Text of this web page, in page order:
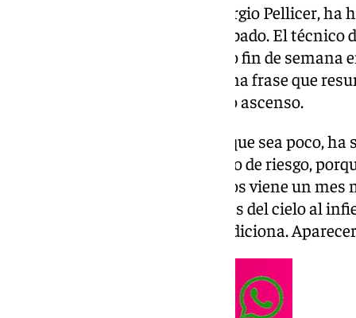
Sergio Pellicer,
ante el Cádiz CF del próximo sábado. El
los graves incidentes del pasado fin de semana
condenar. Además, ha dejado una frase que
ha dado su equipo tras el último ascenso.
Lesión de Luismi: «Esperemos que sea poco,
No podemos asumir ningún tipo de riesgo,
importante de la temporada. Nos viene un
semana y el duelo de Copa. Pasas del cielo al
porque cualquier resultado condiciona.